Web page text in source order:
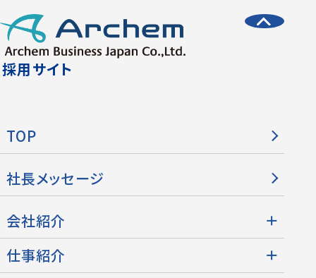
採用サイト
TOP
社長メッセージ
会社紹介
仕事紹介